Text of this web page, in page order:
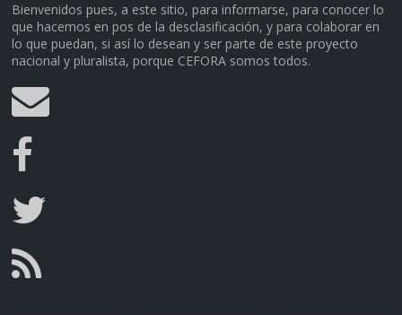
Bienvenidos pues, a este sitio, para informarse, para conocer lo
que hacemos en pos de la desclasificación, y para colaborar en
lo que puedan, si así lo desean y ser parte de este proyecto
nacional y pluralista, porque CEFORA somos todos.